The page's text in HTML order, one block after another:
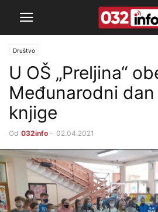
Društvo
U OŠ „Preljina“
Međunarodni
knjige
Od 032info - 02.04.2021